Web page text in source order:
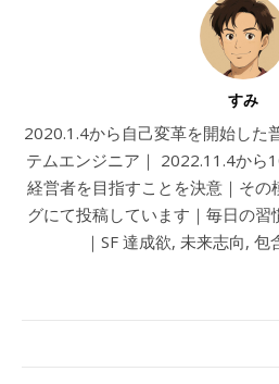
すみ
2020.1.4から自己変革を開始した
テムエンジニア｜ 2022.11.4から
経営者を目指すことを決意｜その
グにて投稿しています｜毎日の
｜SF 達成欲, 未来志向,